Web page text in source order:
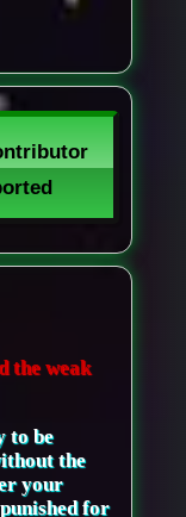
the weak
to be
the
your
for